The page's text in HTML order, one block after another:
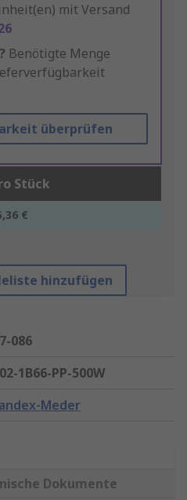
mit Versand
Benötigte Menge
überprüfen
Stück
€
hinzufügen
086
1B66-PP-500W
Meder
Dokumente